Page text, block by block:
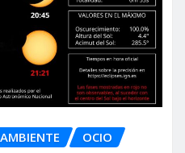
OCIO